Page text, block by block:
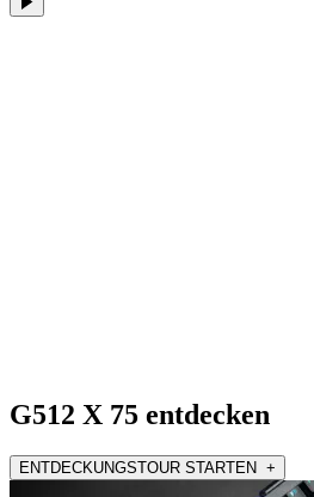
G512 X 75 entdecken
ENTDECKUNGSTOUR STARTEN +